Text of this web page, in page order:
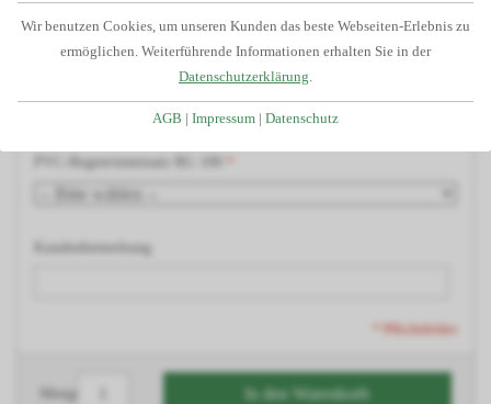
PVC-Regenrinnensatz RG 100
Kundenbemerkung
* Pflichtfelder
Menge In den Warenkorb
Wir benutzen Cookies, um unseren Kunden das beste Webseiten-Erlebnis zu
ermöglichen. Weiterführende Informationen erhalten Sie in der
Datenschutzerklärung.
AGB Impressum Datenschutz